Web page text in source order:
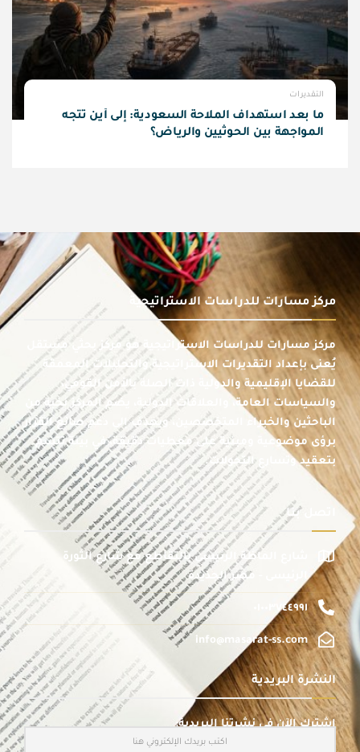
التقديرات
ما بعد استهداف الملاحة السعودية: إلى أين تتجه
المواجهة بين الحوثيين والرياض؟
مركز مسارات للدراسات الاستراتيجية
مركز مسارات للدراسات الاستراتيجية هو مركز بحثي مستقل
يُعنى بإعداد التقديرات الاستراتيجية والتحليلات المعمقة
للقضايا الإقليمية والدولية ذات الصلة بالأمن القومي،
والسياسات العامة، والعلاقات الدولية، يضم المركز نخبة من
الباحثين والخبراء المتخصصين، ويهدف إلى دعم صانع القرار
برؤى موضوعية ومبنية على معطيات دقيقة، في بيئة تتسم
بتعقيد وتسارع التحولات.
اتصل بنا
شارع الماظة الرئيسى بالتقاطع مع شارع الثورة
الرئيسى - مصر الجديدة
٠١٠٠٣٧٤٤٩٩١
info@masarat-ss.com
النشرة البريدية
اشترك الآن في نشرتنا البريدية: